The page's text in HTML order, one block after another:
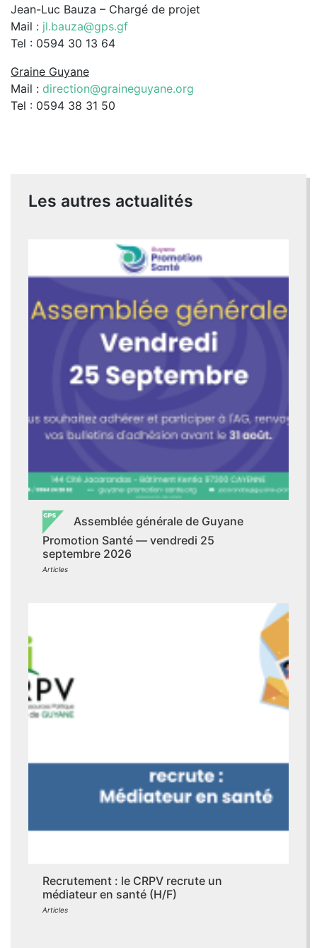
Jean-Luc Bauza – Chargé de projet
Mail : jl.bauza@gps.gf
Tel : 0594 30 13 64
Graine Guyane
Mail : direction@graineguyane.org
Tel : 0594 38 31 50
Les autres actualités
Assemblée générale de Guyane
Promotion Santé — vendredi 25
septembre 2026
Articles
Recrutement : le CRPV recrute un
médiateur en santé (H/F)
Articles